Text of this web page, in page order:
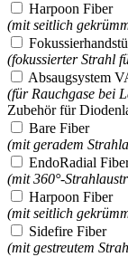
Harpoon Fiber
(mit seitlich
(fokussierter Strahl
Absaugsystem
(für Rauchgase bei
Zubehör für
Bare Fiber
(mit geradem
EndoRadial
(mit 360°-
Harpoon Fiber
(mit seitlich
Sidefire Fiber
(mit gestreutem